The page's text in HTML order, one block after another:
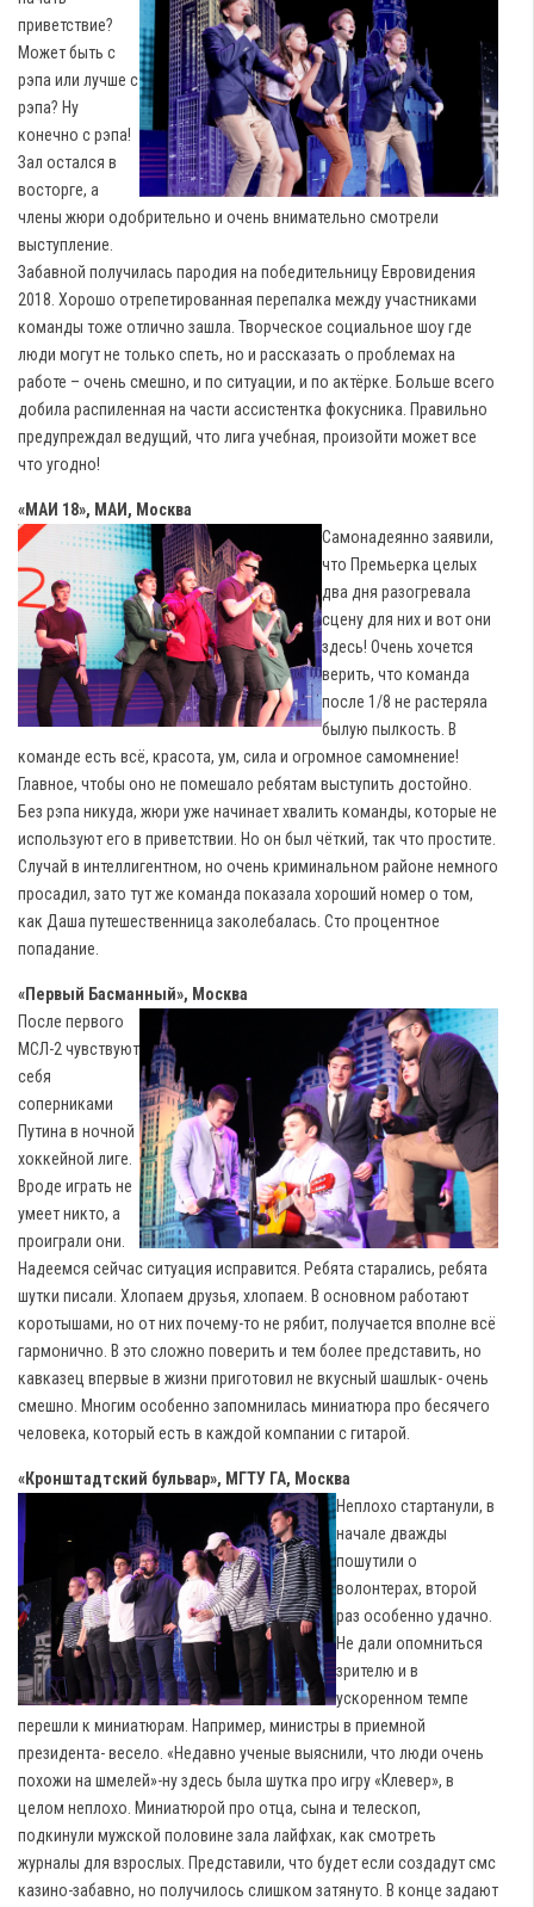
приветствие?
Может быть с
рэпа или лучше с
рэпа? Ну
конечно с рэпа!
Зал остался в
восторге, а
члены жюри одобрительно и очень внимательно смотрели
выступление.
Забавной получилась пародия на победительницу Евровидения
2018. Хорошо отрепетированная перепалка между участниками
команды тоже отлично зашла. Творческое социальное шоу где
люди могут не только спеть, но и рассказать о проблемах на
работе – очень смешно, и по ситуации, и по актёрке. Больше всего
добила распиленная на части ассистентка фокусника. Правильно
предупреждал ведущий, что лига учебная, произойти может все
что угодно!
«МАИ 18», МАИ, Москва
Самонадеянно заявили,
что Премьерка целых
два дня разогревала
сцену для них и вот они
здесь! Очень хочется
верить, что команда
после 1/8 не растеряла
былую пылкость. В
команде есть всё, красота, ум, сила и огромное самомнение!
Главное, чтобы оно не помешало ребятам выступить достойно.
Без рэпа никуда, жюри уже начинает хвалить команды, которые не
используют его в приветствии. Но он был чёткий, так что простите.
Случай в интеллигентном, но очень криминальном районе немного
просадил, зато тут же команда показала хороший номер о том,
как Даша путешественница заколебалась. Сто процентное
попадание.
«Первый Басманный», Москва
После первого
МСЛ-2 чувствуют
себя
соперниками
Путина в ночной
хоккейной лиге.
Вроде играть не
умеет никто, а
проиграли они.
Надеемся сейчас ситуация исправится. Ребята старались, ребята
шутки писали. Хлопаем друзья, хлопаем. В основном работают
коротышами, но от них почему-то не рябит, получается вполне всё
гармонично. В это сложно поверить и тем более представить, но
кавказец впервые в жизни приготовил не вкусный шашлык- очень
смешно. Многим особенно запомнилась миниатюра про бесячего
человека, который есть в каждой компании с гитарой.
«Кронштадтский бульвар», МГТУ ГА, Москва
Неплохо стартанули, в
начале дважды
пошутили о
волонтерах, второй
раз особенно удачно.
Не дали опомниться
зрителю и в
ускоренном темпе
перешли к миниатюрам. Например, министры в приемной
президента- весело. «Недавно ученые выяснили, что люди очень
похожи на шмелей»-ну здесь была шутка про игру «Клевер», в
целом неплохо. Миниатюрой про отца, сына и телескоп,
подкинули мужской половине зала лайфхак, как смотреть
журналы для взрослых. Представили, что будет если создадут смс
казино-забавно, но получилось слишком затянуто. В конце задают